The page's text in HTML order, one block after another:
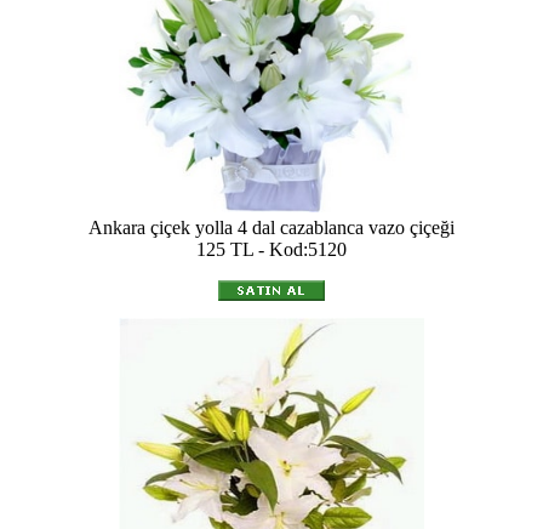
Ankara çiçek yolla 4 dal cazablanca vazo çiçeği
125 TL - Kod:5120